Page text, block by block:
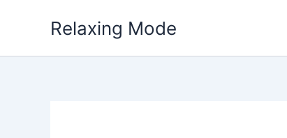
Relaxing Mode